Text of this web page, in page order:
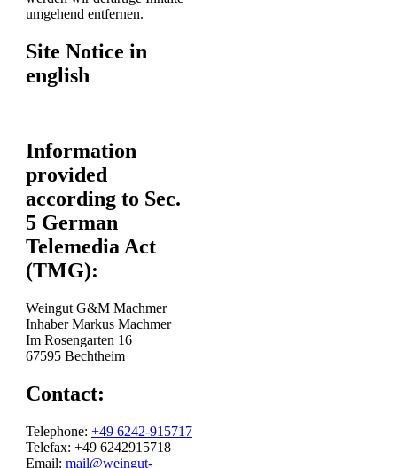
umgehend entfernen.
Site Notice in
english
Information
provided
according to Sec.
5 German
Telemedia Act
(TMG):
Weingut G&M Machmer
Inhaber Markus Machmer
Im Rosengarten 16
67595 Bechtheim
Contact:
Telephone: +49 6242-915717
Telefax: +49 6242915718
Email: mail@weingut-